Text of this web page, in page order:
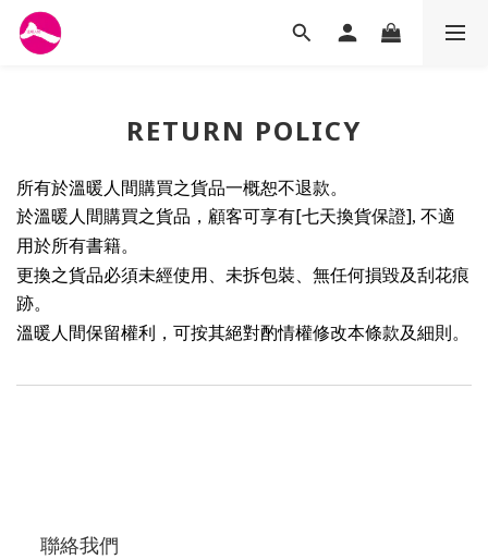
RETURN POLICY
所有於溫暖人間購買之貨品一概恕不退款。
於溫暖人間購買之貨品，顧客可享有[七天換貨保證], 不適
用於所有書籍。
更換之貨品必須未經使用、未拆包裝、無任何損毀及刮花痕
跡。
溫暖人間保留權利，可按其絕對酌情權修改本條款及細則。
聯絡我們